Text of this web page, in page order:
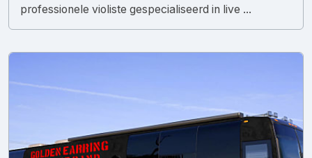
professionele violiste gespecialiseerd in live ...